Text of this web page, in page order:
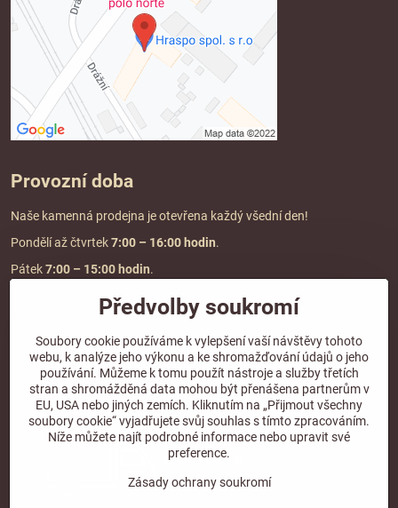
Provozní doba
Naše kamenná prodejna je otevřena každý všední den!
Pondělí až čtvrtek7:00 – 16:00 hodin.
Pátek7:00 – 15:00 hodin.
Doprava a platba
DOPRAVA ZDARMA
při objednávce nad2000 Kč vč. DPH.
*Nevztahuje se na paletovou přepravu.
Předvolby soukromí
Soubory cookie používáme k vylepšení vaší návštěvy tohoto
webu, k analýze jeho výkonu a ke shromažďování údajů o jeho
používání. Můžeme k tomu použít nástroje a služby třetích
stran a shromážděná data mohou být přenášena partnerům v
EU, USA nebo jiných zemích. Kliknutím na „Přijmout všechny
soubory cookie“ vyjadřujete svůj souhlas s tímto zpracováním.
Níže můžete najít podrobné informace nebo upravit své
preference.
Zásady ochrany soukromí